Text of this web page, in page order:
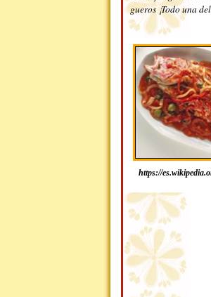
gueros ¡Todo una
https://